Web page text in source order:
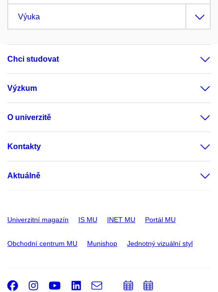
Výuka
Chci studovat
Výzkum
O univerzitě
Kontakty
Aktuálně
Univerzitní magazín IS MU INET MU Portál MU
Obchodní centrum MU Munishop Jednotný vizuální styl
Facebook
Instagram
Youtube
LinkedIn
e-
PřidatPřidat